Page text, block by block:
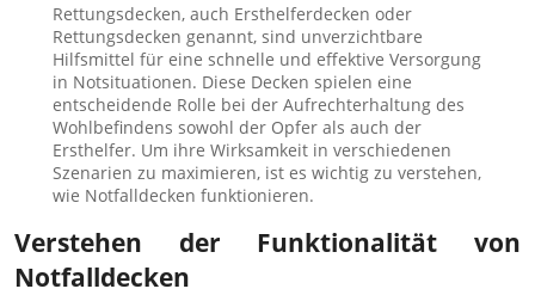
Rettungsdecken, auch Ersthelferdecken oder
Rettungsdecken genannt, sind unverzichtbare
Hilfsmittel für eine schnelle und effektive Versorgung
in Notsituationen. Diese Decken spielen eine
entscheidende Rolle bei der Aufrechterhaltung des
Wohlbefindens sowohl der Opfer als auch der
Ersthelfer. Um ihre Wirksamkeit in verschiedenen
Szenarien zu maximieren, ist es wichtig zu verstehen,
wie Notfalldecken funktionieren.
Verstehen der Funktionalität von
Notfalldecken